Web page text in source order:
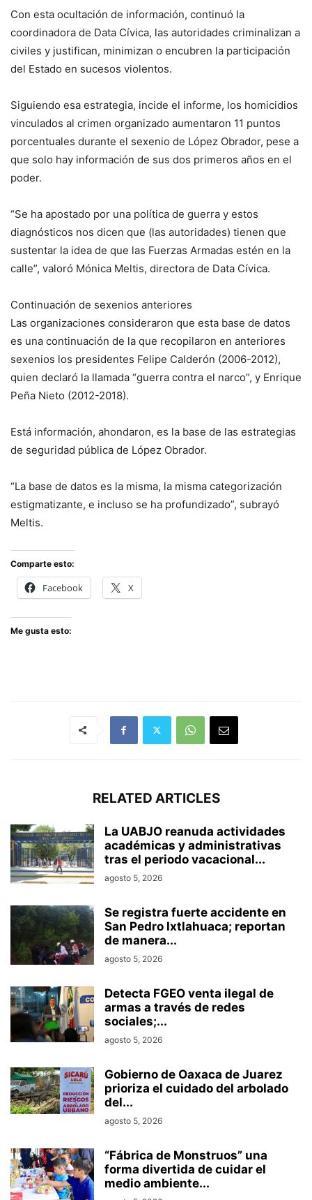
Con esta ocultación de información, continuó la
coordinadora de Data Cívica, las autoridades criminalizan a
civiles y justifican, minimizan o encubren la participación
del Estado en sucesos violentos.
Siguiendo esa estrategia, incide el informe, los homicidios
vinculados al crimen organizado aumentaron 11 puntos
porcentuales durante el sexenio de López Obrador, pese a
que solo hay información de sus dos primeros años en el
poder.
“Se ha apostado por una política de guerra y estos
diagnósticos nos dicen que (las autoridades) tienen que
sustentar la idea de que las Fuerzas Armadas estén en la
calle”, valoró Mónica Meltis, directora de Data Cívica.
Continuación de sexenios anteriores
Las organizaciones consideraron que esta base de datos
es una continuación de la que recopilaron en anteriores
sexenios los presidentes Felipe Calderón (2006-2012),
quien declaró la llamada “guerra contra el narco”, y Enrique
Peña Nieto (2012-2018).
Está información, ahondaron, es la base de las estrategias
de seguridad pública de López Obrador.
“La base de datos es la misma, la misma categorización
estigmatizante, e incluso se ha profundizado”, subrayó
Meltis.
Comparte esto:
Facebook X
Me gusta esto:
RELATED ARTICLES
La UABJO reanuda actividades
académicas y administrativas
tras el periodo vacacional...
agosto 5, 2026
Se registra fuerte accidente en
San Pedro Ixtlahuaca; reportan
de manera...
agosto 5, 2026
Detecta FGEO venta ilegal de
armas a través de redes
sociales;...
agosto 5, 2026
Gobierno de Oaxaca de Juarez
prioriza el cuidado del arbolado
del...
agosto 5, 2026
“Fábrica de Monstruos” una
forma divertida de cuidar el
medio ambiente...